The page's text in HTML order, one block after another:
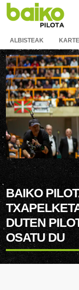
ALBISTEAK
BAIKO
DUTEN
OSATU DU